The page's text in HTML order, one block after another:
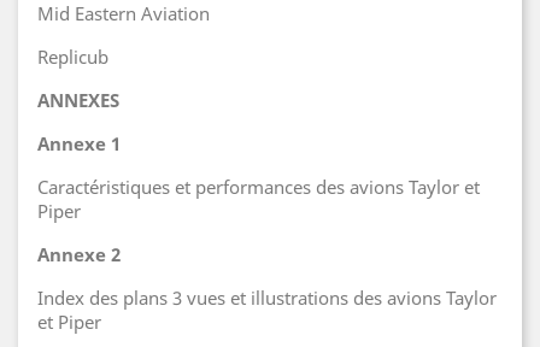
Mid Eastern Aviation
Replicub
ANNEXES
Annexe 1
Caractéristiques et performances des avions Taylor et
Piper
Annexe 2
Index des plans 3 vues et illustrations des avions Taylor
et Piper